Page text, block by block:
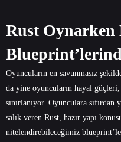
Rust Oynarken
Oyuncuların en savunmasız
da yine oyuncuların hayal
sınırlanıyor. Oyunculara
salık veren Rust, hazır yapı
nitelendirebileceğimiz